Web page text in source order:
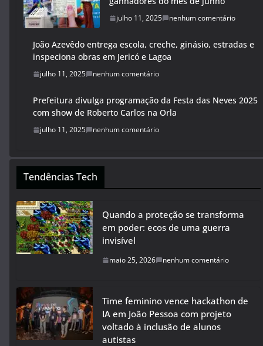
julho 11, 2025 nenhum comentário
João Azevêdo entrega escola, creche, ginásio, estradas e
inspeciona obras em Jericó e Lagoa
julho 11, 2025 nenhum comentário
Prefeitura divulga programação da Festa das Neves 2025
com show de Roberto Carlos na Orla
julho 11, 2025 nenhum comentário
Tendências Tech
Quando a proteção se transforma
em poder: ecos de uma guerra
invisível
maio 25, 2026 nenhum comentário
Time feminino vence hackathon de
IA em João Pessoa com projeto
voltado à inclusão de alunos
autistas